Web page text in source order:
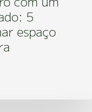
5
espaço